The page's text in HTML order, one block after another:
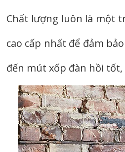
Chất lượng luôn là một
cao cấp nhất để đảm
đến mút xốp đàn hồi